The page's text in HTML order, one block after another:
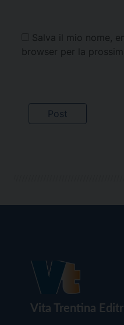
Salva il mio nome,
browser per la
Vita Trentina